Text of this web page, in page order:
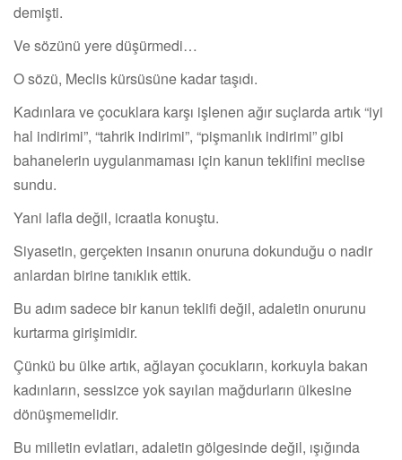
demişti.
Ve sözünü yere düşürmedi…
O sözü, Meclis kürsüsüne kadar taşıdı.
Kadınlara ve çocuklara karşı işlenen ağır suçlarda artık “iyi
hal indirimi”, “tahrik indirimi”, “pişmanlık indirimi” gibi
bahanelerin uygulanmaması için kanun teklifini meclise
sundu.
Yani lafla değil, icraatla konuştu.
Siyasetin, gerçekten insanın onuruna dokunduğu o nadir
anlardan birine tanıklık ettik.
Bu adım sadece bir kanun teklifi değil, adaletin onurunu
kurtarma girişimidir.
Çünkü bu ülke artık, ağlayan çocukların, korkuyla bakan
kadınların, sessizce yok sayılan mağdurların ülkesine
dönüşmemelidir.
Bu milletin evlatları, adaletin gölgesinde değil, ışığında